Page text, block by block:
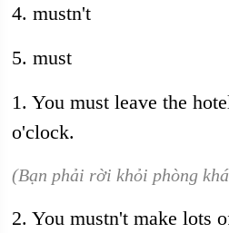
4. mustn't
5. must
1. You must leave the
o'clock.
(Bạn phải rời khỏi phòng
2. You mustn't make lots